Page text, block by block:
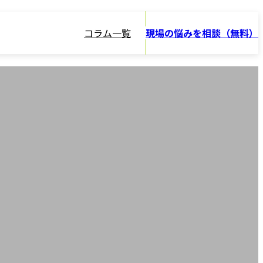
コラム一覧 現場の悩みを相談（無料）